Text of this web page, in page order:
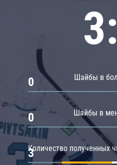
Шайбы в
0
Шайбы в
0
Количество полученных
3